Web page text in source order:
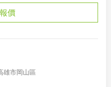
價
雄市岡山區